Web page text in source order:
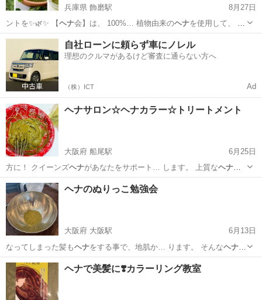
兵庫県 飾磨駅
8月27日
ントを✨🌿✨ 【ヘナ会】は、 100%… 植物由来のヘナを使用して、 髪
の… 下さい✨💗✨ 【ヘナ会】 体験 2,5…
兵庫 姫路市 飾磨駅 ヘッドスパ
自社ローンに頼らず車にノレル
理想のクルマがあるけど審査に通らない方へ
（株）ICT Ad
ヘナサロン☆ヘナカラー☆トリートメント
大阪府 船尾駅
6月25日
方に！ クイーンズヘナがあなたをサポート… します。 上質なヘナ体
験が初回2,50… て見ませんか？ヘナをやったことがある… です。特
に初めてのヘナ の際は、練り方、塗… もいるようです。
がわかりや…
大阪 堺市 船尾駅 ヘッドスパ
ヘナのぬりっこ勉強会
大阪府 大阪駅
6月13日
なってしまった髪もヘナをする事で、地肌か… ります。 そんなヘナを
たくさんの女性に… っていただきたくてヘナ会を定期的に開催す…
大阪 大阪市 大阪駅 ヘナ
ヘナで美髪に❣️カラーリング教室